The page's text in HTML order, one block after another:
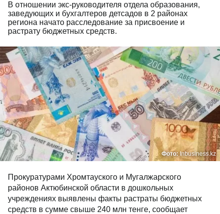
В отношении экс-руководителя отдела образования,
заведующих и бухгалтеров детсадов в 2 районах
региона начато расследование за присвоение и
растрату бюджетных средств.
Фото: Inbusiness.kz
Прокуратурами Хромтауского и Мугалжарского
районов Актюбинской области в дошкольных
учреждениях выявлены факты растраты бюджетных
средств в сумме свыше 240 млн тенге, сообщает